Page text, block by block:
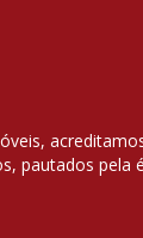
pautados pela